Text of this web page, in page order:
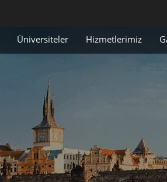
Üniversiteler Hizmetlerimiz